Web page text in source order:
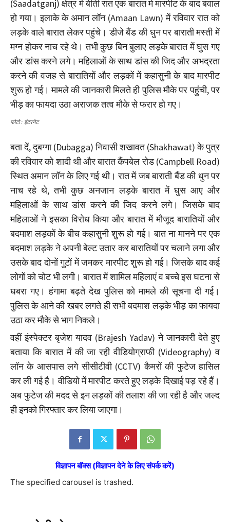
(Saadatganj) क्षेत्र में बीती रात एक बारात में मारपीट के बाद बवाल
हो गया। इलाके के अमान लॉन (Amaan Lawn) में रविवार रात को
लड़के वाले बारात लेकर पहुंचे। डीजे बैंड की धुन पर बाराती मस्ती में
मग्न होकर नाच रहे थे। तभी कुछ बिन बुलाए लड़के बारात में घुस गए
और डांस करने लगे। महिलाओं के साथ डांस की जिद और अभद्रता
करने की वजह से बारातियों और लड़कों में कहासुनी के बाद मारपीट
शुरू हो गई। मामले की जानकारी मिलते ही पुलिस मौके पर पहुंची, पर
भीड़ का फायदा उठा अराजक तत्व मौके से फरार हो गए।
फोटो : इंटरनेट
बता दें, दुबग्गा (Dubagga) निवासी शखावत (Shakhawat) के पुत्र
की रविवार को शादी थी और बारात कैंपबेल रोड (Campbell Road)
स्थित अमान लॉन के लिए गई थी। रात में जब बाराती बैंड की धुन पर
नाच रहे थे, तभी कुछ अनजान लड़के बारात में घुस आए और
महिलाओं के साथ डांस करने की जिद करने लगे। जिसके बाद
महिलाओं ने इसका विरोध किया और बारात में मौजूद बारातियों और
बदमाश लड़कों के बीच कहासुनी शुरू हो गई। बात ना मानने पर एक
बदमाश लड़के ने अपनी बेल्ट उतार कर बारातियों पर चलाने लगा और
उसके बाद दोनों गुटों में जमकर मारपीट शुरू हो गई। जिसके बाद कई
लोगों को चोट भी लगी। बारात में शामिल महिलाएं व बच्चे इस घटना से
घबरा गए। हंगामा बढ़ते देख पुलिस को मामले की सूचना दी गई।
पुलिस के आने की खबर लगते ही सभी बदमाश लड़के भीड़ का फायदा
उठा कर मौके से भाग निकले।
वहीं इंस्पेक्टर बृजेश यादव (Brajesh Yadav) ने जानकारी देते हुए
बताया कि बारात में की जा रही वीडियोग्राफी (Videography) व
लॉन के आसपास लगे सीसीटीवी (CCTV) कैमरों की फुटेज हासिल
कर ली गई है। वीडियो में मारपीट करते हुए लड़के दिखाई पड़ रहे हैं।
अब फुटेज की मदद से इन लड़कों की तलाश की जा रही है और जल्द
ही इनको गिरफ्तार कर लिया जाएगा।
विज्ञापन बॉक्स (विज्ञापन देने के लिए संपर्क करें)
The specified carousel is trashed.